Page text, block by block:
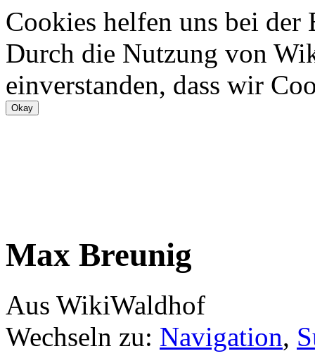
Cookies helfen uns bei
Durch die Nutzung von
einverstanden, dass wir
Max Breunig
Aus WikiWaldhof
Wechseln zu: Navigation,